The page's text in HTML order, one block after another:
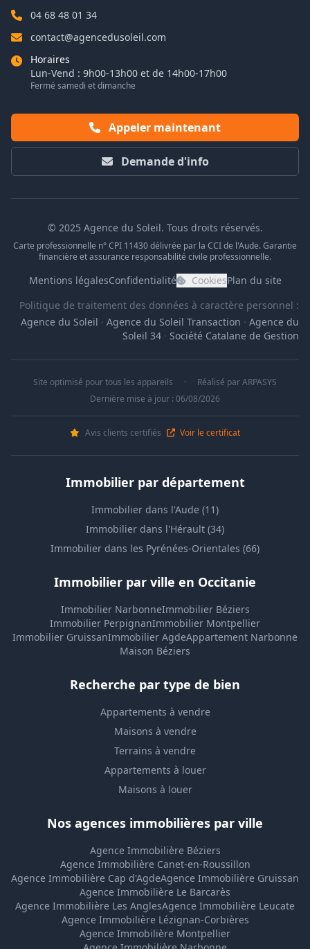
04 68 48 01 34
contact@agencedusoleil.com
Horaires
Lun-Vend : 9h00-13h00 et de 14h00-17h00
Fermé samedi et dimanche
Appeler maintenant
Demande d'info
© 2025 Agence du Soleil. Tous droits réservés.
Carte professionnelle n° CPI 11430 délivrée par la CCI de l'Aude. Garantie
financière et assurance responsabilité civile professionnelle.
Mentions légalesConfidentialité CookiesPlan du site
Politique de traitement des données à caractère personnel :
Agence du Soleil · Agence du Soleil Transaction · Agence du
Soleil 34 · Société Catalane de Gestion
Site optimisé pour tous les appareils · Réalisé parARPASYS
Dernière mise à jour : 06/08/2026
Avis clients certifiés Voir le certificat
Immobilier par département
Immobilier dans l'Aude (11)
Immobilier dans l'Hérault (34)
Immobilier dans les Pyrénées-Orientales (66)
Immobilier par ville en Occitanie
Immobilier NarbonneImmobilier Béziers
Immobilier PerpignanImmobilier Montpellier
Immobilier GruissanImmobilier AgdeAppartement Narbonne
Maison Béziers
Recherche par type de bien
Appartements à vendre
Maisons à vendre
Terrains à vendre
Appartements à louer
Maisons à louer
Nos agences immobilières par ville
Agence Immobilière Béziers
Agence Immobilière Canet-en-Roussillon
Agence Immobilière Cap d'AgdeAgence Immobilière Gruissan
Agence Immobilière Le Barcarès
Agence Immobilière Les AnglesAgence Immobilière Leucate
Agence Immobilière Lézignan-Corbières
Agence Immobilière Montpellier